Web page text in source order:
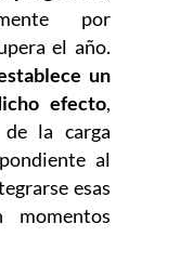
por
el año.
un
efecto,
la carga
al
esas
momentos